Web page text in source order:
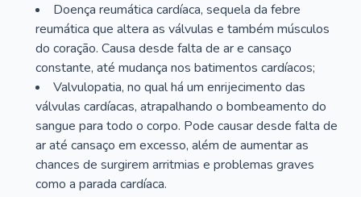
Doença reumática cardíaca, sequela da febre
reumática que altera as válvulas e também músculos
do coração. Causa desde falta de ar e cansaço
constante, até mudança nos batimentos cardíacos;
Valvulopatia, no qual há um enrijecimento das
válvulas cardíacas, atrapalhando o bombeamento do
sangue para todo o corpo. Pode causar desde falta de
ar até cansaço em excesso, além de aumentar as
chances de surgirem arritmias e problemas graves
como a parada cardíaca.